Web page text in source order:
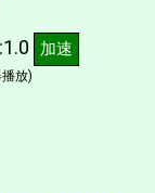
加速
放)